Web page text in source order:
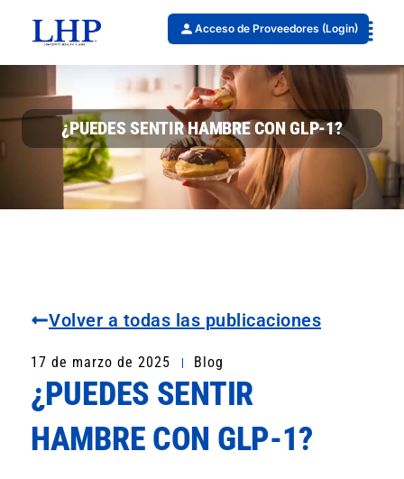
Acceso de Proveedores (Login)
¿PUEDES SENTIR HAMBRE CON GLP-1?
Volver a todas las publicaciones
17 de marzo de 2025 Blog
¿PUEDES SENTIR
HAMBRE CON GLP-1?